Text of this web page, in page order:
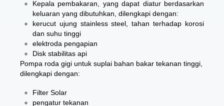
Kepala pembakaran, yang dapat diatur berdasarkan
keluaran yang dibutuhkan, dilengkapi dengan:
kerucut ujung stainless steel, tahan terhadap korosi
dan suhu tinggi
elektroda pengapian
Disk stabilitas api
Pompa roda gigi untuk suplai bahan bakar tekanan tinggi,
dilengkapi dengan:
Filter Solar
pengatur tekanan